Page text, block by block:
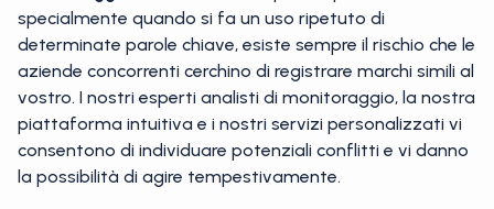
specialmente quando si fa un uso ripetuto di
determinate parole chiave, esiste sempre il rischio che le
aziende concorrenti cerchino di registrare marchi simili al
vostro. I nostri esperti analisti di monitoraggio, la nostra
piattaforma intuitiva e i nostri servizi personalizzati vi
consentono di individuare potenziali conflitti e vi danno
la possibilità di agire tempestivamente.